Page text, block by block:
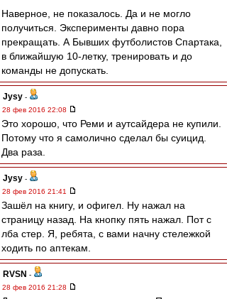
Наверное, не показалось. Да и не могло
получиться. Эксперименты давно пора
прекращать. А Бывших футболистов Спартака,
в ближайшую 10-летку, тренировать и до
команды не допускать.
Jysy -
28 фев 2016 22:08
Это хорошо, что Реми и аутсайдера не купили.
Потому что я самолично сделал бы суицид.
Два раза.
Jysy -
28 фев 2016 21:41
Зашёл на книгу, и офигел. Ну нажал на
страницу назад. На кнопку пять нажал. Пот с
лба стер. Я, ребята, с вами начну стележкой
ходить по аптекам.
RVSN -
28 фев 2016 21:28